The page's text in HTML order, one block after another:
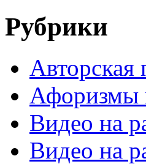
Рубрики
Авторская
Афоризмы
Видео на
Видео на